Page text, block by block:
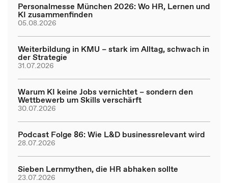
Personalmesse München 2026: Wo HR, Lernen und
KI zusammenfinden
05.08.2026
Weiterbildung in KMU – stark im Alltag, schwach in
der Strategie
31.07.2026
Warum KI keine Jobs vernichtet – sondern den
Wettbewerb um Skills verschärft
30.07.2026
Podcast Folge 86: Wie L&D businessrelevant wird
28.07.2026
Sieben Lernmythen, die HR abhaken sollte
23.07.2026